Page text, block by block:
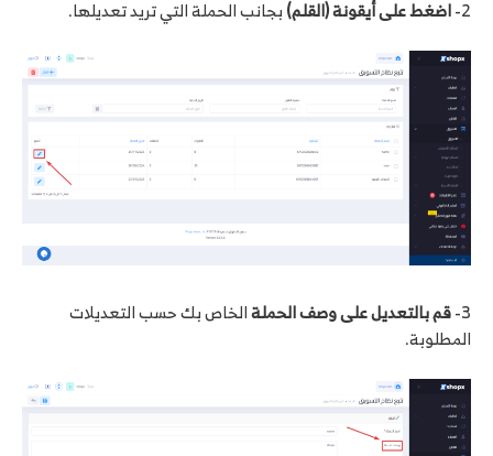
2- اضغط على أيقونة (القلم)بجانب الحملة التي تريد تعديلها.
3- قم بالتعديل على وصف الحملةالخاص بك حسب التعديلات
المطلوبة.